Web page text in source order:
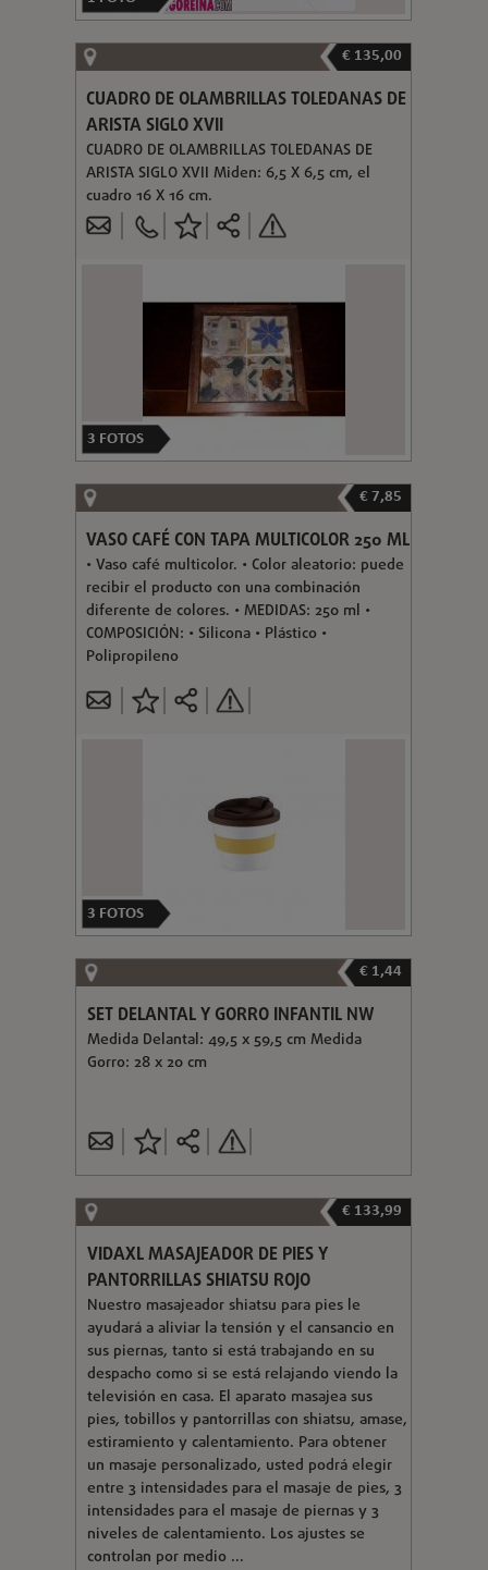
€ 135,00
CUADRO DE OLAMBRILLAS TOLEDANAS DE
ARISTA SIGLO XVII
CUADRO DE OLAMBRILLAS TOLEDANAS DE
ARISTA SIGLO XVII Miden: 6,5 X 6,5 cm, el
cuadro 16 X 16 cm.
3 FOTOS
€ 7,85
VASO CAFÉ CON TAPA MULTICOLOR 250 ML
• Vaso café multicolor. • Color aleatorio: puede
recibir el producto con una combinación
diferente de colores. • MEDIDAS: 250 ml •
COMPOSICIÓN: • Silicona • Plástico •
Polipropileno
3 FOTOS
€ 1,44
SET DELANTAL Y GORRO INFANTIL NW
Medida Delantal: 49,5 x 59,5 cm Medida
Gorro: 28 x 20 cm
€ 133,99
VIDAXL MASAJEADOR DE PIES Y
PANTORRILLAS SHIATSU ROJO
Nuestro masajeador shiatsu para pies le
ayudará a aliviar la tensión y el cansancio en
sus piernas, tanto si está trabajando en su
despacho como si se está relajando viendo la
televisión en casa. El aparato masajea sus
pies, tobillos y pantorrillas con shiatsu, amase,
estiramiento y calentamiento. Para obtener
un masaje personalizado, usted podrá elegir
entre 3 intensidades para el masaje de pies, 3
intensidades para el masaje de piernas y 3
niveles de calentamiento. Los ajustes se
controlan por medio ...